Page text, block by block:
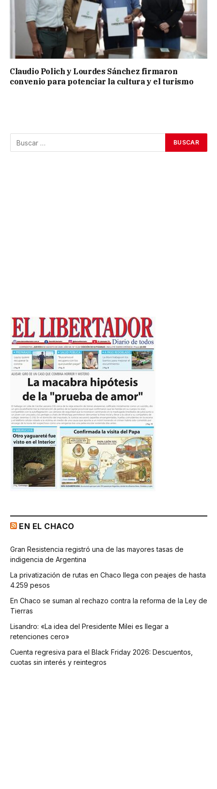
Claudio Polich y Lourdes Sánchez firmaron
convenio para potenciar la cultura y el turismo
EN EL CHACO
Gran Resistencia registró una de las mayores tasas de
indigencia de Argentina
La privatización de rutas en Chaco llega con peajes de hasta
4.259 pesos
En Chaco se suman al rechazo contra la reforma de la Ley de
Tierras
Lisandro: «La idea del Presidente Milei es llegar a
retenciones cero»
Cuenta regresiva para el Black Friday 2026: Descuentos,
cuotas sin interés y reintegros